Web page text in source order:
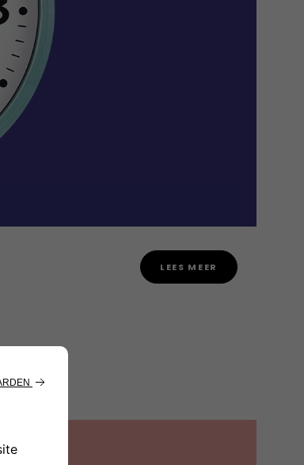
LEES MEER